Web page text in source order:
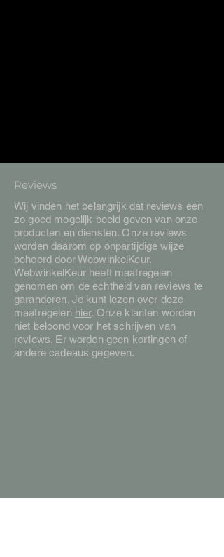
Reviews
Wij vinden het belangrijk dat reviews een
zo goed mogelijk beeld geven van onze
producten en diensten. Onze reviews
worden daarom op onpartijdige wijze
beheerd doorWebwinkelKeur.
WebwinkelKeur heeft maatregelen
genomen om de echtheid van reviews te
garanderen. Je kunt lezen over deze
maatregelen hier. Onze klanten worden
niet beloond voor het schrijven van
reviews. Er worden geen kortingen of
andere cadeaus gegeven.